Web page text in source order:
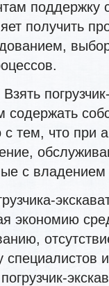
поддержку
получить
с тем, что при
с владением
экономию
специалистов